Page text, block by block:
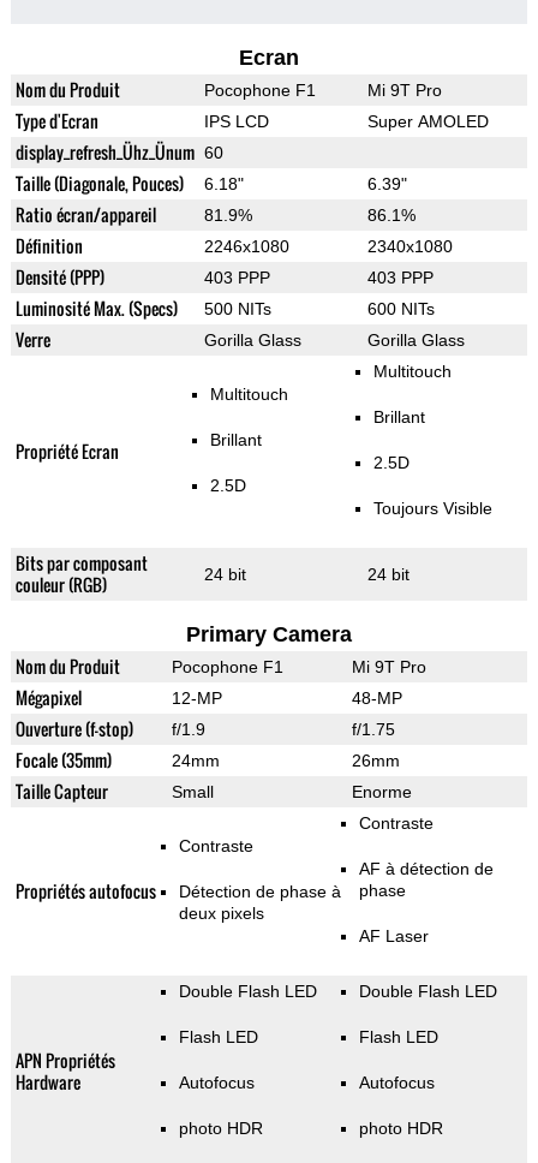
Ecran
Nom du Produit Pocophone F1 Mi 9T Pro
Type d'Ecran IPS LCD Super AMOLED
display_refresh_Ühz_Ünum 60
Taille (Diagonale, Pouces) 6.18" 6.39"
Ratio écran/appareil 81.9% 86.1%
Définition 2246x1080 2340x1080
Densité (PPP) 403 PPP 403 PPP
Luminosité Max. (Specs) 500 NITs 600 NITs
Verre Gorilla Glass Gorilla Glass
Propriété Ecran
Multitouch
Brillant
2.5D
Multitouch
Brillant
2.5D
Toujours Visible
Bits par composant
couleur (RGB)
24 bit 24 bit
Primary Camera
Nom du Produit Pocophone F1 Mi 9T Pro
Mégapixel 12-MP 48-MP
Ouverture (f-stop) f/1.9 f/1.75
Focale (35mm) 24mm 26mm
Taille Capteur Small Enorme
Propriétés autofocus
Contraste
Détection de phase à
deux pixels
Contraste
AF à détection de
phase
AF Laser
APN Propriétés
Hardware
Double Flash LED
Flash LED
Autofocus
photo HDR
Double Flash LED
Flash LED
Autofocus
photo HDR